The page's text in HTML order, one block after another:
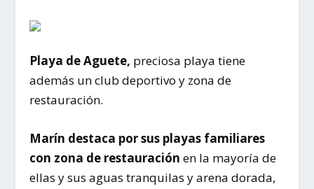
Playa de Aguete, preciosa playa tiene
además un club deportivo y zona de
restauración.
Marín destaca por sus playas familiares
con zona de restauraciónen la mayoría de
ellas y sus aguas tranquilas y arena dorada,